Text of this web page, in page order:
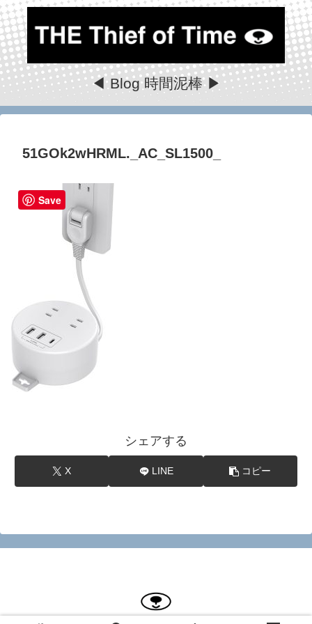
◀ Blog 時間泥棒 ▶
51GOk2wHRML._AC_SL1500_
シェアする
X LINE コピー
Save